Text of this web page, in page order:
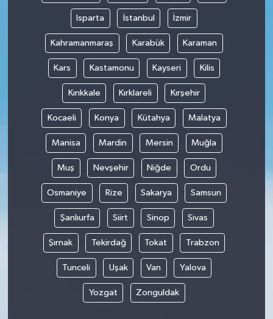
Isparta İstanbul İzmir
Kahramanmaraş Karabük Karaman
Kars Kastamonu Kayseri Kilis
Kırıkkale Kırklareli Kırşehir
Kocaeli Konya Kütahya Malatya
Manisa Mardin Mersin Muğla
Muş Nevşehir Niğde Ordu
Osmaniye Rize Sakarya Samsun
Şanlıurfa Siirt Sinop Sivas
Şırnak Tekirdağ Tokat Trabzon
Tunceli Uşak Van Yalova
Yozgat Zonguldak